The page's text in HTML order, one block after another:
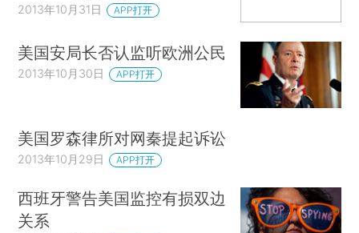
2013年10月31日 APP打开
美国安局长否认监听欧洲公民
2013年10月30日 APP打开
美国罗森律所对网秦提起诉讼
2013年10月29日 APP打开
西班牙警告美国监控有损双边
关系